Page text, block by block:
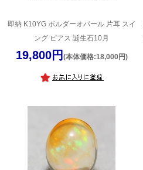
即納 K10YG ボルダーオパール 片耳 スイ
ング ピアス 誕生石10月
19,800円 (本体価格:18,000円)